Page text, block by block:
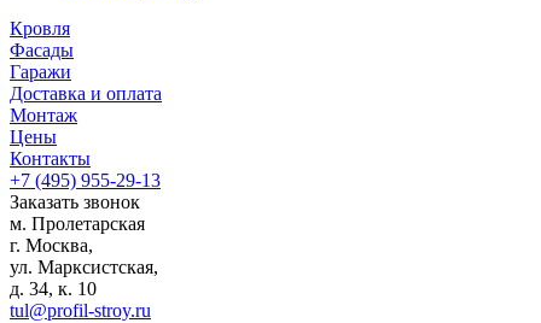
Кровля
Фасады
Гаражи
Доставка и оплата
Монтаж
Цены
Контакты
+7 (495) 955-29-13
Заказать звонок
м. Пролетарская
г. Москва,
ул. Марксистская,
д. 34, к. 10
tul@profil-stroy.ru